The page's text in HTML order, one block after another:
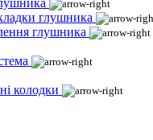
глушника
глушника
колодки